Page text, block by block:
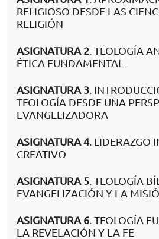
RELIGIOSO DESDE LAS
RELIGIÓN
ASIGNATURA 2. TEOLOGÍA
ÉTICA FUNDAMENTAL
ASIGNATURA 3.
TEOLOGÍA DESDE UNA
EVANGELIZADORA
ASIGNATURA 4. LIDERAZGO
CREATIVO
ASIGNATURA 5. TEOLOGÍA
EVANGELIZACIÓN Y LA
ASIGNATURA 6. TEOLOGÍA
LA REVELACIÓN Y LA FE